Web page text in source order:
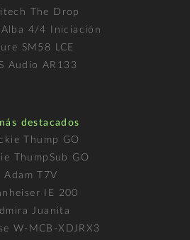
The Drop
Alba 4/4 Iniciación
SM58 LCE
Audio AR133
destacados
Thump GO
ThumpSub GO
Adam T7V
IE 200
Juanita
W-MCB-XDJRX3